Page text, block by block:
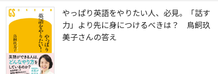
やっぱり英語をやりたい人、必見。「話す
力」より先に身につけるべきは？ 鳥飼玖
美子さんの答え